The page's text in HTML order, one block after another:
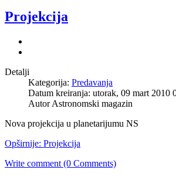
Projekcija
Detalji
Kategorija: Predavanja
Datum kreiranja: utorak, 09 mart 2010
Autor Astronomski magazin
Nova projekcija u planetarijumu NS
Opširnije: Projekcija
Write comment (0 Comments)